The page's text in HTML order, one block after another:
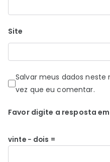
Site
Salvar meus dados
vez que eu comentar.
Favor digite a resposta
vinte − dois =